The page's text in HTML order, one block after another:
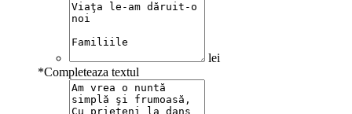
lei
*Completeaza textul